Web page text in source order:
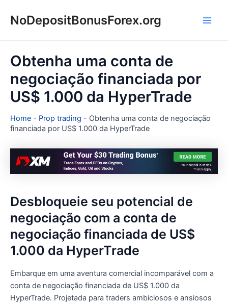
paraNoDepositBonusForex.org
Obtenha uma conta de
negociação financiada por
US$ 1.000 da HyperTrade
Home - Prop trading - Obtenha uma conta de negociação
financiada por US$ 1.000 da HyperTrade
Desbloqueie seu potencial de
negociação com a conta de
negociação financiada de US$
1.000 da HyperTrade
Embarque em uma aventura comercial incomparável com a
conta de negociação financiada de US$ 1.000 da
HyperTrade. Projetada para traders ambiciosos e ansiosos